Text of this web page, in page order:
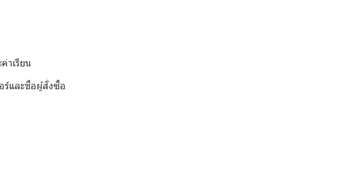
าเรียน
อร์และชื่อผู้สั่งซื้อ